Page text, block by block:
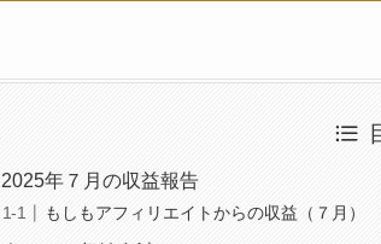
2025年７月の収益報告
もしもアフィリエイトからの収益（７月）